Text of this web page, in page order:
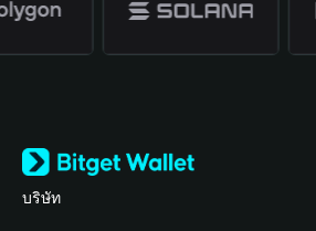
บริษัท